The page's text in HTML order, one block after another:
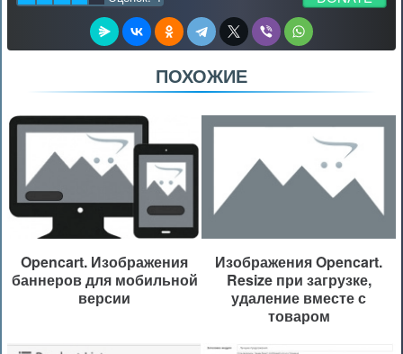
ПОХОЖИЕ
Opencart. Изображения
баннеров для мобильной
версии
Изображения Opencart.
Resize при загрузке,
удаление вместе с
товаром